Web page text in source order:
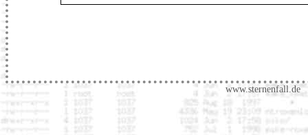
www.sternenfall.de